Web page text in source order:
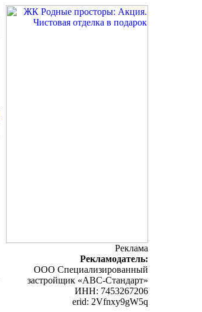
Реклама
Рекламодатель:
ООО Специализированный
застройщик «АВС-Стандарт»
ИНН: 7453267206
erid: 2Vfnxy9gW5q